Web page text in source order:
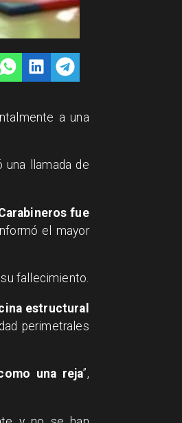
a una
una llamada de
fue
el mayor
fallecimiento.
estructural
perimetrales
una reja”,